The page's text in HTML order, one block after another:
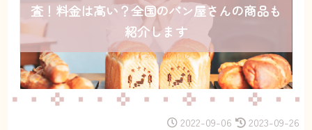
査！料金は高い？全国のパン屋さんの商品も
紹介します
2022-09-06 2023-09-26